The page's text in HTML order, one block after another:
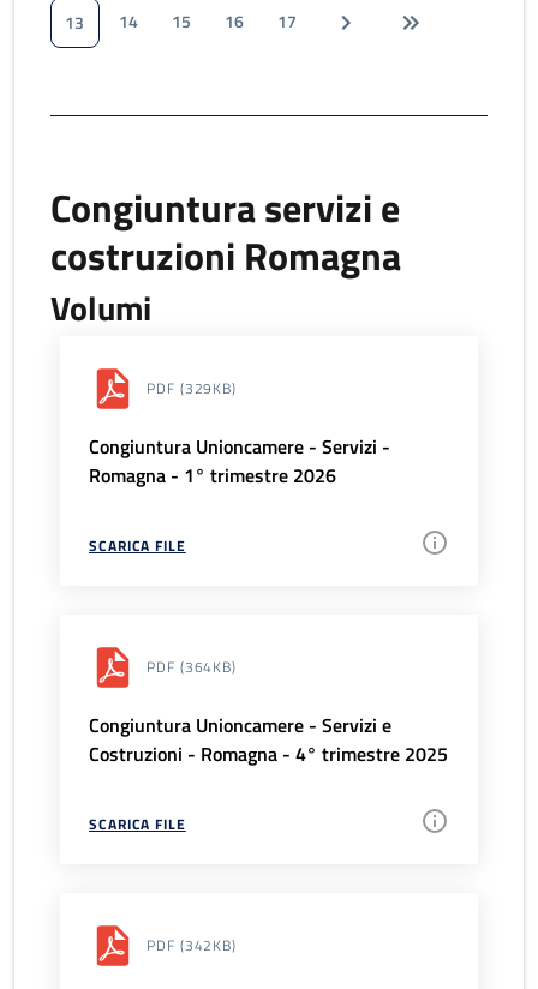
13
14 15 16 17
Congiuntura servizi e
costruzioni Romagna
Volumi
PDF (329KB)
Congiuntura Unioncamere - Servizi -
Romagna - 1° trimestre 2026
SCARICA FILE
PDF (364KB)
Congiuntura Unioncamere - Servizi e
Costruzioni - Romagna - 4° trimestre 2025
SCARICA FILE
PDF (342KB)